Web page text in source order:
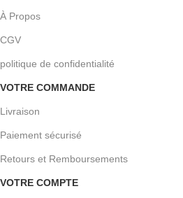
À Propos
CGV
politique de confidentialité
VOTRE COMMANDE
Livraison
Paiement sécurisé
Retours et Remboursements
VOTRE COMPTE